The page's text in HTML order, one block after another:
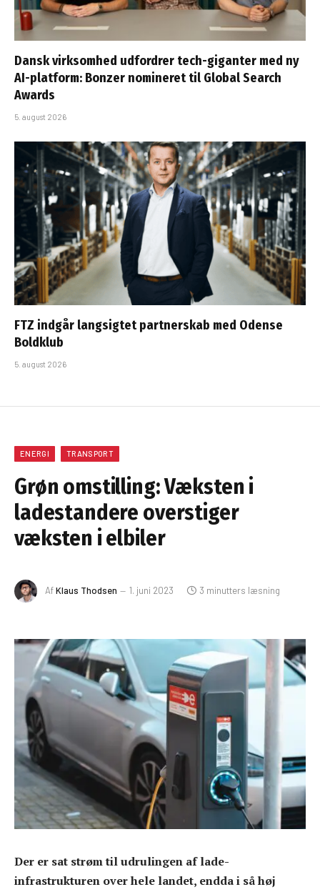
Dansk virksomhed udfordrer tech-giganter med ny
AI-platform: Bonzer nomineret til Global Search
Awards
5. august 2026
FTZ indgår langsigtet partnerskab med Odense
Boldklub
5. august 2026
ENERGI TRANSPORT
Grøn omstilling: Væksten i
ladestandere overstiger
væksten i elbiler
AfKlaus Thodsen 1. juni 2023 3 minutters læsning
Der er sat strøm til udrulingen af lade-
infrastrukturen over hele landet, endda i så høj